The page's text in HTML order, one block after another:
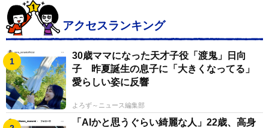
アクセスランキング
30歳ママになった天才子役「渡鬼」日向
子 昨夏誕生の息子に「大きくなってる」
愛らしい姿に反響
よろず～ニュース編集部
「AIかと思うぐらい綺麗な人」22歳、高身